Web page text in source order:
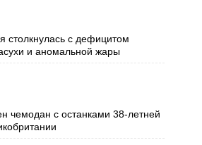
столкнулась с дефицитом
и аномальной жары
чемодан с останками 38-летней